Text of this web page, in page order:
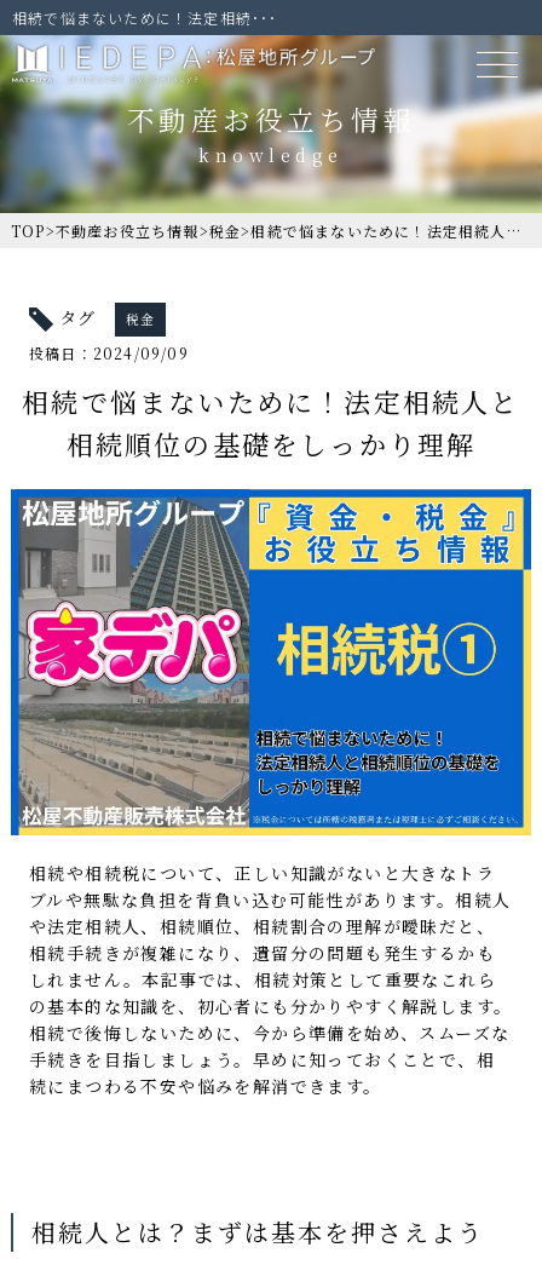
相続で悩まないために！法定相続･･･
TOP>不動産お役立ち情報>税金>相続で悩まないために！法定相続人と相続順位の基礎をしっかり理解
不動産お役立ち情報
タグ 税金
投稿日：2024/09/09
相続で悩まないために！法定相続人と
相続順位の基礎をしっかり理解
相続や相続税について、正しい知識がないと大きなトラ
ブルや無駄な負担を背負い込む可能性があります。相続人
や法定相続人、相続順位、相続割合の理解が曖昧だと、
相続手続きが複雑になり、遺留分の問題も発生するかも
しれません。本記事では、相続対策として重要なこれら
の基本的な知識を、初心者にも分かりやすく解説します。
相続で後悔しないために、今から準備を始め、スムーズな
手続きを目指しましょう。早めに知っておくことで、相
続にまつわる不安や悩みを解消できます。
相続人とは？まずは基本を押さえよう